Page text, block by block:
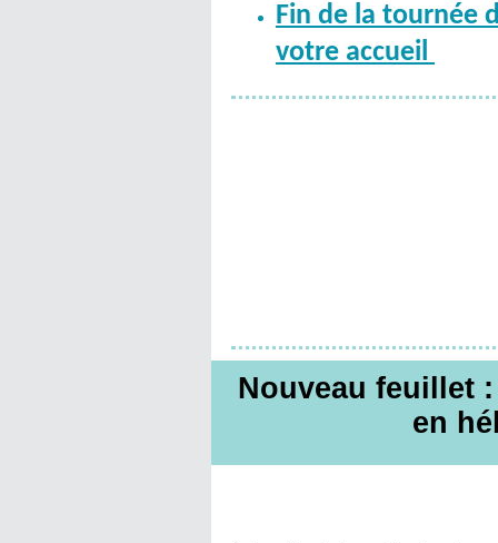
Fin de la tournée
votre accueil
Nouveau feuillet
en